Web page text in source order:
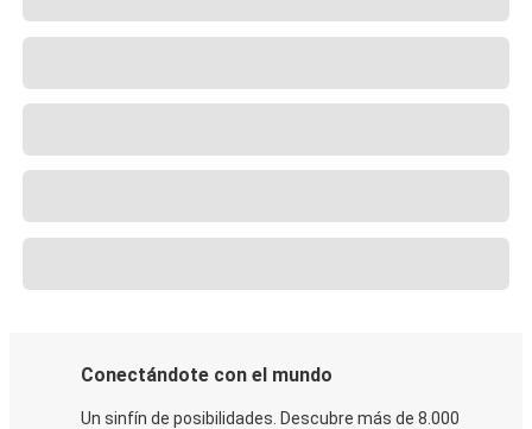
Conectándote con el mundo
Un sinfín de posibilidades. Descubre más de 8.000